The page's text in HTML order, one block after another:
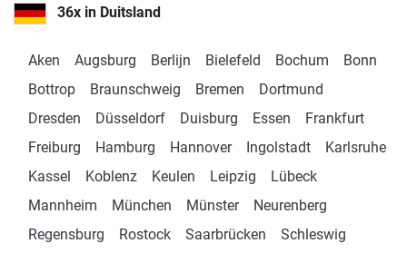
Vandaag tot 19:00
Fitshop in Augsburg
Gögginger Straße 49
86159 Augsburg
Vandaag tot 19:00
4,7 / 5 (289)
Fitshop in Berlijn
36x in Duitsland
Aken Augsburg Berlijn Bielefeld Bochum
Bonn
Bottrop
Braunschweig Bremen
Dortmund
Dresden
Düsseldorf Duisburg Essen
Frankfurt
Freiburg
Hamburg Hannover Ingolstadt
Karlsruhe
Kassel
Koblenz Keulen Leipzig
Lübeck
Mannheim
München Münster
Neurenberg
Regensburg
Rostock Saarbrücken
Schleswig